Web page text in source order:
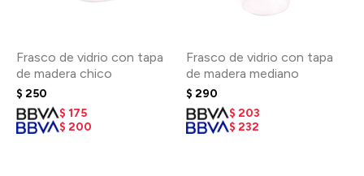
Frasco de vidrio con tapa
de madera chico
$ 250
$ 175
$ 200
Frasco de vidrio con tapa
de madera mediano
$ 290
$ 203
$ 232